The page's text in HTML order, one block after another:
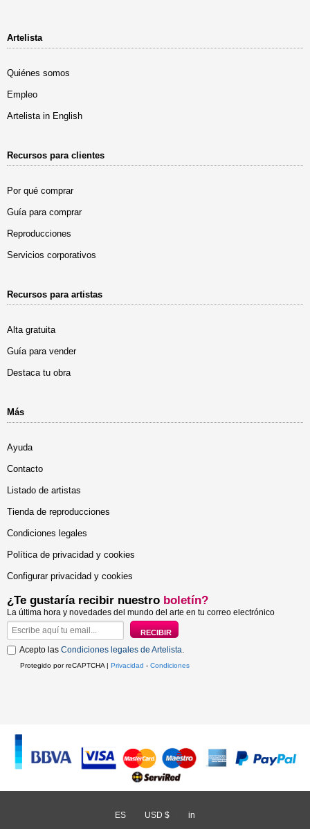
Artelista
Quiénes somos
Empleo
Artelista in English
Recursos para clientes
Por qué comprar
Guía para comprar
Reproducciones
Servicios corporativos
Recursos para artistas
Alta gratuita
Guía para vender
Destaca tu obra
Más
Ayuda
Contacto
Listado de artistas
Tienda de reproducciones
Condiciones legales
Política de privacidad y cookies
Configurar privacidad y cookies
¿Te gustaría recibir nuestro boletín?
La última hora y novedades del mundo del arte en tu correo electrónico
Acepto las Condiciones legales de Artelista.
Protegido por reCAPTCHA | Privacidad - Condiciones
ES USD $ in